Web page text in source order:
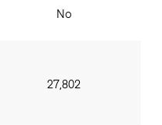
No
27,802